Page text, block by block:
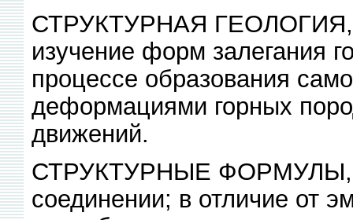
СТРУКТУРНАЯ ГЕОЛОГИЯ,
изучение форм залегания
процессе образования
деформациями горных
движений.
СТРУКТУРНЫЕ ФОРМУЛЫ,
соединении; в отличие от